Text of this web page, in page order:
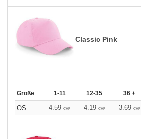
Classic Pink
Größe 1-11 12-35 36 +
OS 4.59 CHF 4.19 CHF 3.69 CHF